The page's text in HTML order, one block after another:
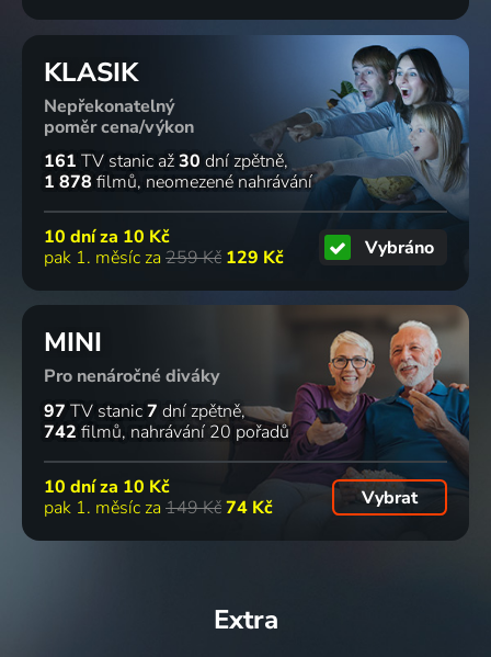
KLASIK
Nepřekonatelný
poměr cena/výkon
161 TV stanic až30 dní zpětně
1 878 filmů neomezené nahrávání
10 dní za 10 Kč
pak 1. měsíc za 259 Kč 129 Kč Vybráno
MINI
Pro nenáročné diváky
97 TV stanic7 dní zpětně
742 filmů nahrávání 20 pořadů
10 dní za 10 Kč
pak 1. měsíc za 149 Kč74 Kč Vybrat
Extra